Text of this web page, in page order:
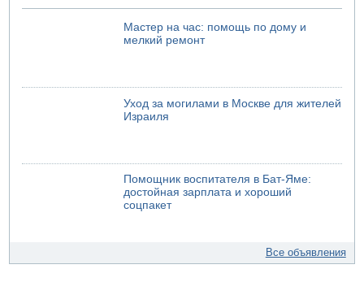
Мастер на час: помощь по дому и
мелкий ремонт
Уход за могилами в Москве для жителей
Израиля
Помощник воспитателя в Бат-Яме:
достойная зарплата и хороший
соцпакет
Все объявления